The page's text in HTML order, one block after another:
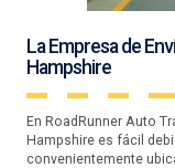
La Empresa de
Hampshire
En RoadRunner Auto
Hampshire es fácil
convenientemente